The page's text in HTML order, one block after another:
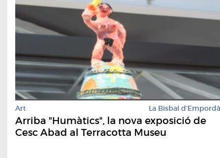
Art La Bisbal d'Empordà
Arriba "Humàtics", la nova exposició de
Cesc Abad al Terracotta Museu